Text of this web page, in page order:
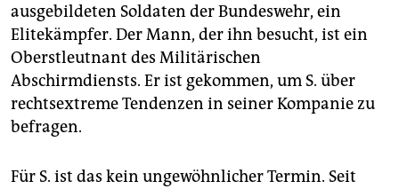
ausgebildeten Soldaten der Bundeswehr, ein
Elitekämpfer. Der Mann, der ihn besucht, ist ein
Oberstleutnant des Militärischen
Abschirmdiensts. Er ist gekommen, um S. über
rechtsextreme Tendenzen in seiner Kompanie zu
befragen.
Für S. ist das kein ungewöhnlicher Termin. Seit